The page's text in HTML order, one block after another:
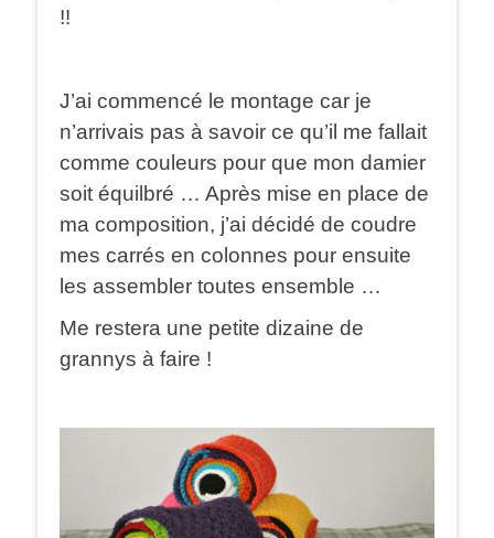
!!
J’ai commencé le montage car je
n’arrivais pas à savoir ce qu’il me fallait
comme couleurs pour que mon damier
soit équilbré … Après mise en place de
ma composition, j’ai décidé de coudre
mes carrés en colonnes pour ensuite
les assembler toutes ensemble …
Me restera une petite dizaine de
grannys à faire !